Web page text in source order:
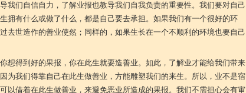
我们自信自力，了解业报也教导我们自我负责的重要性。我们要对自己
拥有什么或做了什么，都是自己要去承担。如果我们有一个很好的环
去世造作的善业使然；同样的，如果生长在一个不顺利的环境也要自己
想得到好的果报，你在此生就要造善业。如此，了解业才能给我们带来
为我们得靠自己在此生做善业，方能雕塑我们的来生。所以，业不是宿
以借着在此生做善业，来避免恶业所造成的果报。我们不需担心会有审